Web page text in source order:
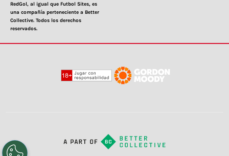
RedGol, al igual que Futbol Sites, es
una compañía perteneciente a Better
Collective. Todos los derechos
reservados.